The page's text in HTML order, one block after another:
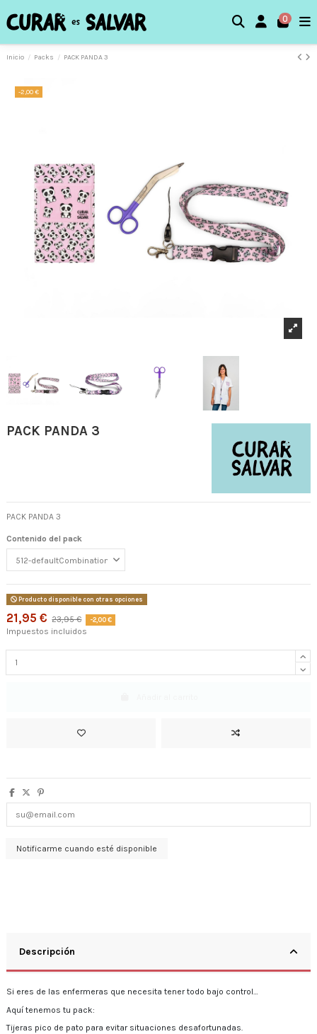
0
Inicio Packs PACK PANDA 3
-2,00 €
PACK PANDA 3
PACK PANDA 3
Contenido del pack
Producto disponible con otras opciones
21,95 € 23,95 € -2,00 €
Impuestos incluidos
Descripción
Si eres de las enfermeras que necesita tener todo bajo control…
Aquí tenemos tu pack:
Tijeras pico de pato para evitar situaciones desafortunadas.